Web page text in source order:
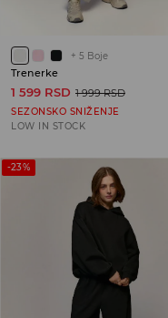
+ 5 Boje
Trenerke
1 599 RSD 1 999 RSD
SEZONSKO SNIŽENJE
LOW IN STOCK
-23%